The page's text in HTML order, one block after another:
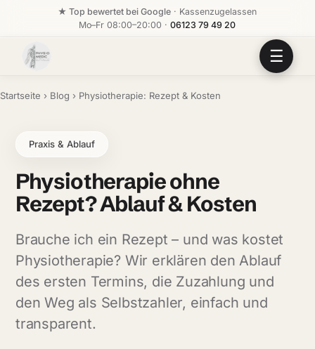
★ Top bewertet bei Google · Kassenzugelassen
Mo–Fr 08:00–20:00 ·06123 79 49 20
☰
Startseite › Blog › Physiotherapie: Rezept & Kosten
Praxis & Ablauf
Physiotherapieohne
Rezept?Ablauf&Kosten
Brauche ich ein Rezept – und was kostet
Physiotherapie? Wir erklären den Ablauf
des ersten Termins, die Zuzahlung und
den Weg als Selbstzahler, einfach und
transparent.